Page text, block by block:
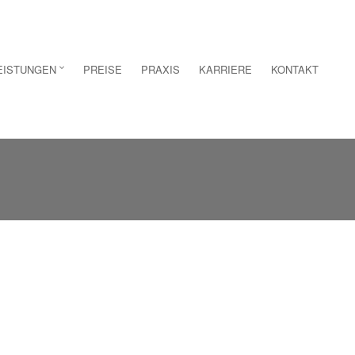
PREISE PRAXIS KARRIERE KONTAKT